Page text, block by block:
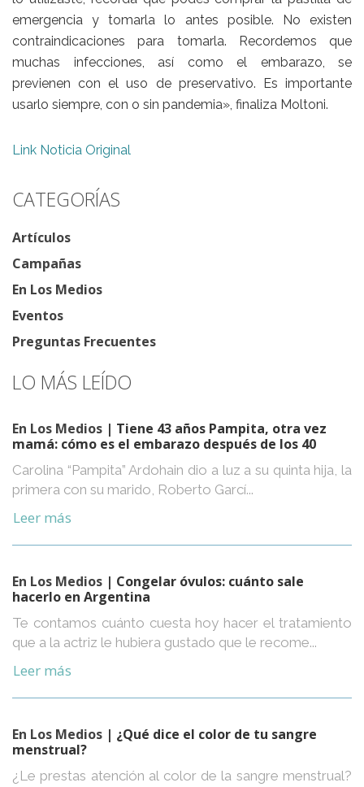
emergencia y tomarla lo antes posible. No existen
contraindicaciones para tomarla. Recordemos que
muchas infecciones, así como el embarazo, se
previenen con el uso de preservativo. Es importante
usarlo siempre, con o sin pandemia», finaliza Moltoni.
Link Noticia Original
CATEGORÍAS
Artículos
Campañas
En Los Medios
Eventos
Preguntas Frecuentes
LO MÁS LEÍDO
En Los Medios | Tiene 43 años Pampita, otra vez
mamá: cómo es el embarazo después de los 40
Carolina “Pampita” Ardohain dio a luz a su quinta hija, la
primera con su marido, Roberto Garcí...
Leer más
En Los Medios | Congelar óvulos: cuánto sale
hacerlo en Argentina
Te contamos cuánto cuesta hoy hacer el tratamiento
que a la actriz le hubiera gustado que le recome...
Leer más
En Los Medios | ¿Qué dice el color de tu sangre
menstrual?
¿Le prestas atención al color de la sangre menstrual?